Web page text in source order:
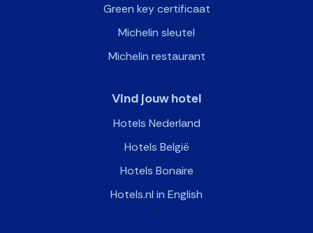
Green key certificaat
Michelin sleutel
Michelin restaurant
Vind jouw hotel
Hotels Nederland
Hotels België
Hotels Bonaire
Hotels.nl in English
>